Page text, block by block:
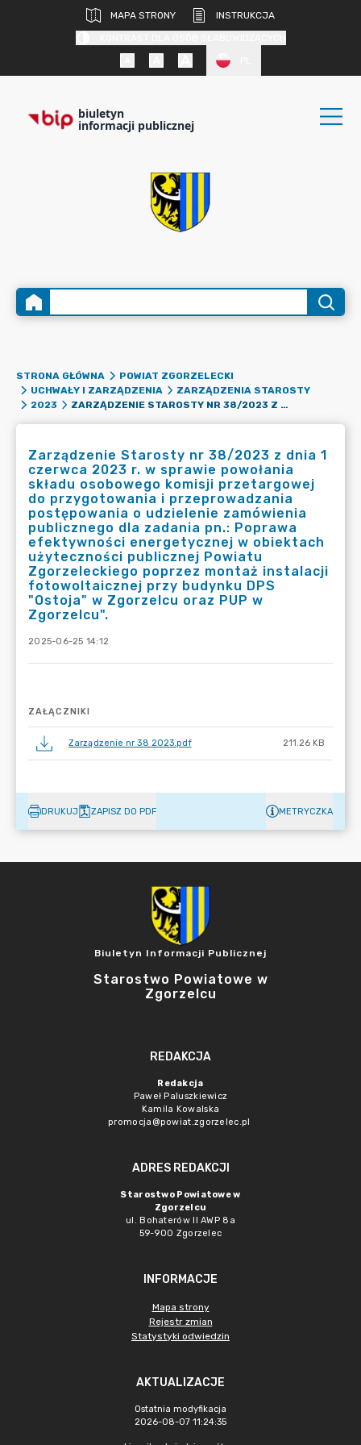
MAPA STRONY
INSTRUKCJA
biuletyn
informacji publicznej
STRONA GŁÓWNA
POWIAT ZGORZELECKI
UCHWAŁY I ZARZĄDZENIA
ZARZĄDZENIA STAROSTY
2023
ZARZĄDZENIE STAROSTY NR 38/2023 Z DNIA 1 CZERWCA 2023 R. W SPRAWIE POWOŁANIA SKŁADU OSOBOWEGO KOMISJI PRZETARGOWEJ DO PRZYGOTOWANIA I PRZEPROWADZANIA POSTĘPOWANIA O UDZIELENIE ZAMÓWIENIA PUBLICZNEGO DLA ZADANIA PN.: POPRAWA EFEKTYWNOŚCI ENERGETYCZNEJ W OBIEKTACH UŻYTECZNOŚCI PUBLICZNEJ POWIATU ZGORZELECKIEGO POPRZEZ MONTAŻ INSTALACJI FOTOWOLTAICZNEJ PRZY BUDYNKU DPS "OSTOJA" W ZGORZELCU ORAZ PUP W ZGORZELCU".
Zarządzenie Starosty nr 38/2023 z dnia 1
czerwca 2023 r. w sprawie powołania
składu osobowego komisji przetargowej
do przygotowania i przeprowadzania
postępowania o udzielenie zamówienia
publicznego dla zadania pn.: Poprawa
efektywności energetycznej w obiektach
użyteczności publicznej Powiatu
Zgorzeleckiego poprzez montaż instalacji
fotowoltaicznej przy budynku DPS
"Ostoja" w Zgorzelcu oraz PUP w
Zgorzelcu".
2025-06-25 14:12
ZAŁĄCZNIKI
Zarządzenie nr 38 2023.pdf 211.26 KB
DRUKUJ ZAPISZ DO PDF METRYCZKA
Biuletyn Informacji Publicznej
Starostwo Powiatowe w
Zgorzelcu
REDAKCJA
Redakcja
Paweł Paluszkiewicz
Kamila Kowalska
promocja@powiat.zgorzelec.pl
ADRES REDAKCJI
Starostwo Powiatowe w
Zgorzelcu
ul. Bohaterów II AWP 8a
59-900 Zgorzelec
INFORMACJE
Mapa strony
Rejestr zmian
Statystyki odwiedzin
AKTUALIZACJE
Ostatnia modyfikacja
2026-08-07 11:24:35